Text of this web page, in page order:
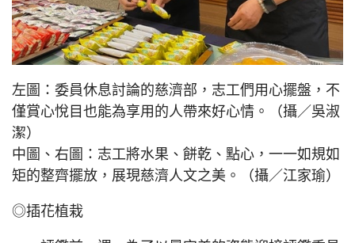
左圖：委員休息討論的慈濟部，志工們用心擺盤，不
僅賞心悅目也能為享用的人帶來好心情。（攝／吳淑
潔）
中圖、右圖：志工將水果、餅乾、點心，一一如規如
矩的整齊擺放，展現慈濟人文之美。（攝／江家瑜）
◎插花植栽